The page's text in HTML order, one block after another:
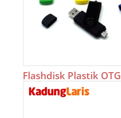
Flashdisk Plastik OTG